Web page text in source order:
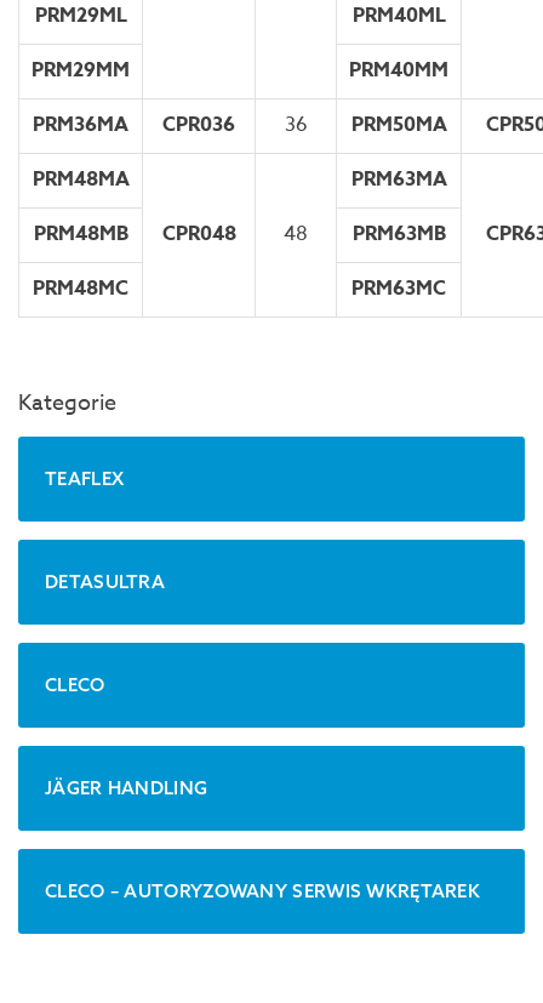
PRM29ML
PRM40ML
PRM29MM
PRM40MM
PRM36MA
CPR036 36 PRM50MA
PRM48MA
CPR048
48
PRM63MA
PRM48MB
PRM63MB
PRM48MC
PRM63MC
Kategorie
TEAFLEX
DETASULTRA
CLECO
JÄGER HANDLING
CLECO – AUTORYZOWANY SERWIS WKRĘTAREK